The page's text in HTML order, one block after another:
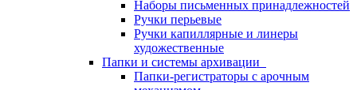
Наборы письменных принадлежностей
Ручки перьевые
Ручки капиллярные и линеры
художественные
Папки и системы архивации
Папки-регистраторы с арочным